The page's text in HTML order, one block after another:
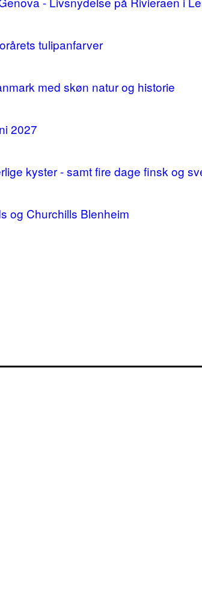
tulipanfarver
med skøn natur og historie
2027
kyster - samt fire dage finsk og
og Churchills Blenheim